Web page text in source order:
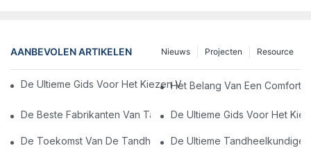
AANBEVOLEN ARTIKELEN Resource
Projecten
Nieuws
De Ultieme Gids Voor Het Kiezen Van De Beste
Het Belang Van Een
De Beste Fabrikanten Van Tandheelkundige Stoel In China:
De Ultieme Gids Voor Het
De Toekomst Van De Tandheelkunde: Gepersonaliseerde
De Ultieme Tandheelkundige